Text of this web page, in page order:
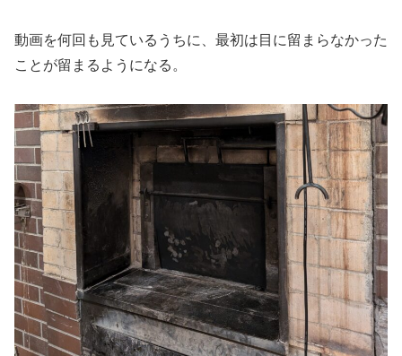
動画を何回も見ているうちに、最初は目に留まらなかった
ことが留まるようになる。